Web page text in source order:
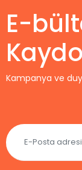
E-
Kampanya ve